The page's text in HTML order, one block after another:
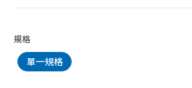
規格
單一規格